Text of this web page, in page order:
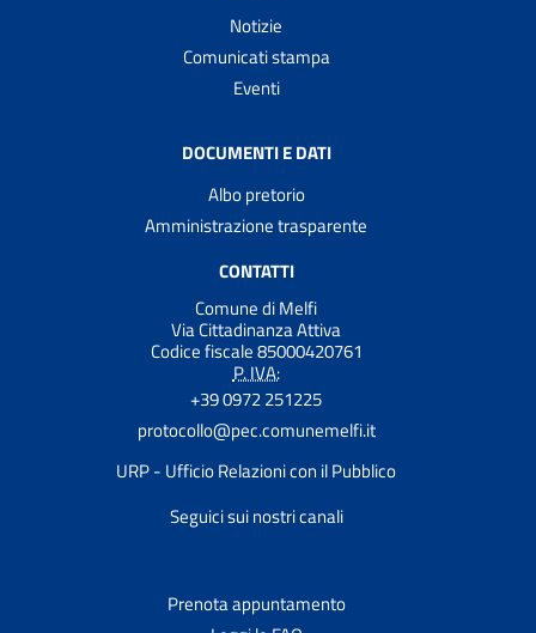
Notizie
Comunicati stampa
Eventi
DOCUMENTI E DATI
Albo pretorio
Amministrazione trasparente
CONTATTI
Comune di Melfi
Via Cittadinanza Attiva
Codice fiscale 85000420761
P. IVA:
+39 0972 251225
protocollo@pec.comunemelfi.it
URP - Ufficio Relazioni con il Pubblico
Seguici sui nostri canali
Prenota appuntamento